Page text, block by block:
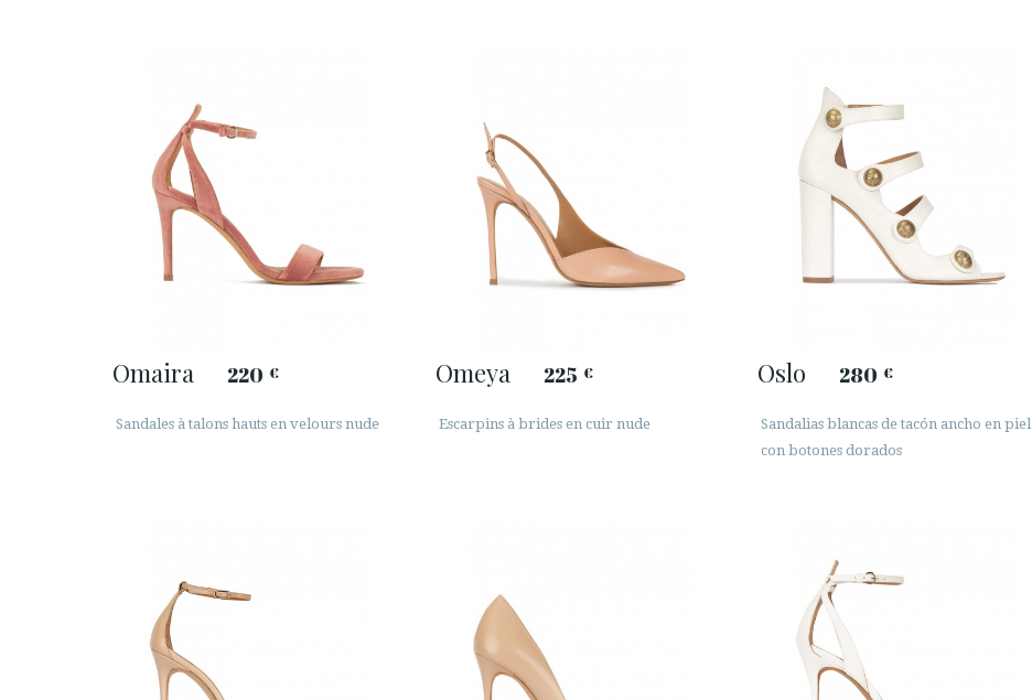
Omaira 220 €
Sandales à talons hauts en velours nude
Omeya 225 €
Escarpins à brides en cuir nude
Oslo 280 €
Sandalias blancas de tacón ancho en piel
con botones dorados